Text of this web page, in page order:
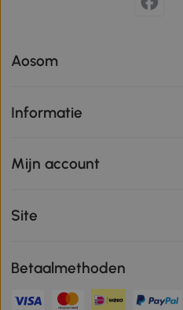
Aosom
Informatie
Mijn account
Site
Betaalmethoden